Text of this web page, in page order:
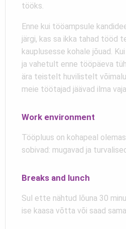
tööks.
Enne kui tööampsule
järgi, kas sa ikka tahad tööd
kauplusesse kohale jõuad.
ja vahetult enne tööpäeva
ära teistelt huvilistelt
meie töötajad jäävad ilma
Work environment
Tööpluus on kohapeal
sobivad: mugavad ja
Breaks and lunch
Sul ette nähtud lõuna 30
ise kaasa võtta või saad